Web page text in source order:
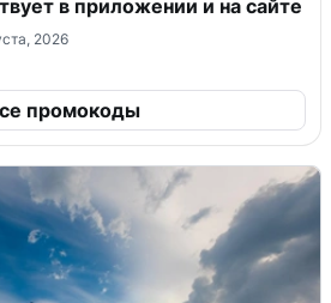
в приложении и на сайте
2026
промокоды